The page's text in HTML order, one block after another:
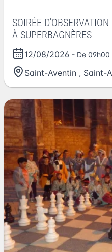
SOIRÉE
À SUPERBAGNÈRES
12/08/2026 - De
Saint-Aventin , Saint-